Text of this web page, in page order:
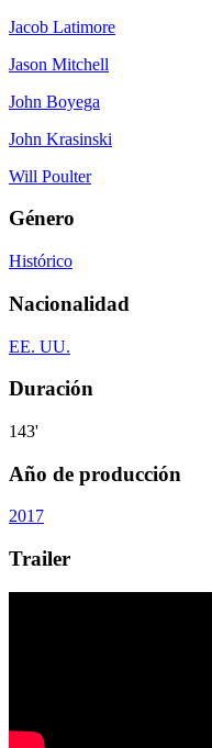
Jacob Latimore
Jason Mitchell
John Boyega
John Krasinski
Will Poulter
Género
Histórico
Nacionalidad
EE. UU.
Duración
143'
Año de producción
2017
Trailer